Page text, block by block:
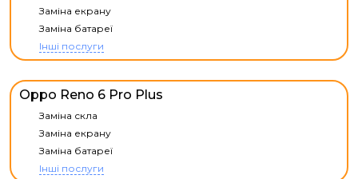
Заміна екрану
Заміна батареї
Інші послуги
Oppo Reno 6 Pro Plus
Заміна скла
Заміна екрану
Заміна батареї
Інші послуги